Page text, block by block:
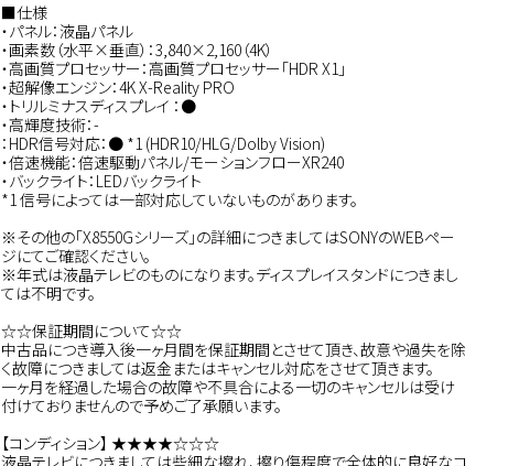
■仕様
・パネル：液晶パネル
・画素数（水平×垂直）：3,840×2,160（4K）
・高画質プロセッサー：高画質プロセッサー「HDR X1」
・超解像エンジン：4K X-Reality PRO
・トリルミナスディスプレイ ：●
・高輝度技術：-
：HDR信号対応：● *1 (HDR10/HLG/Dolby Vision)
・倍速機能：倍速駆動パネル/モーションフローXR240
・バックライト：LEDバックライト
*1 信号によっては一部対応していないものがあります。
※その他の「X8550Gシリーズ」の詳細につきましてはSONYのWEBペー
ジにてご確認ください。
※年式は液晶テレビのものになります。ディスプレイスタンドにつきまし
ては不明です。
☆☆保証期間について☆☆
中古品につき導入後一ヶ月間を保証期間とさせて頂き、故意や過失を除
く故障につきましては返金またはキャンセル対応をさせて頂きます。
一ヶ月を経過した場合の故障や不具合による一切のキャンセルは受け
付けておりませんので予めご了承願います。
【コンディション】 ★★★★☆☆☆
液晶テレビにつきましては些細な擦れ、擦り傷程度で全体的に良好なコ